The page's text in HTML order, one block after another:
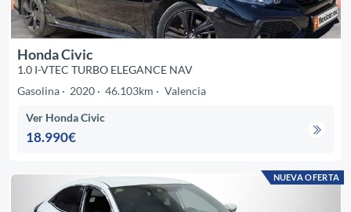
Honda Civic
1.0 I-VTEC TURBO ELEGANCE NAV
Gasolina
2020 46.103km Valencia
Ver Honda Civic
18.990€
NUEVA OFERTA